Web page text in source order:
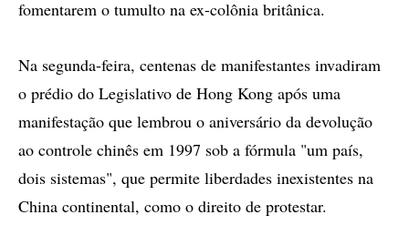
fomentarem o tumulto na ex-colônia britânica.
Na segunda-feira, centenas de manifestantes invadiram
o prédio do Legislativo de Hong Kong após uma
manifestação que lembrou o aniversário da devolução
ao controle chinês em 1997 sob a fórmula "um país,
dois sistemas", que permite liberdades inexistentes na
China continental, como o direito de protestar.